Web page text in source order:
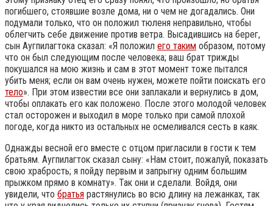
погибшего, стоявшие возле дома, ни о чем не догадались. Они
подумали только, что он положил тюленя неправильно, чтобы
облегчить себе движение против ветра. Высадившись на берег,
сын Аугпилагтока сказал: «Я положил его таким образом, потому
что он был следующим после человека; ваш брат трижды
покушался на мою жизнь и сам в этот момент тоже пытался
убить меня; если он вам очень нужен, можете пойти поискать его
тело». При этом известии все они заплакали и вернулись в дом,
чтобы оплакать его как положено. После этого молодой человек
стал осторожен и выходил в море только при самой плохой
погоде, когда никто из остальных не осмеливался сесть в каяк.
Однажды весной его вместе с отцом пригласили в гости к тем
братьям. Аугпилагток сказал сыну: «Нам стоит, пожалуй, показать
свою храбрость; я пойду первым и запрыгну одним большим
прыжком прямо в комнату». Так они и сделали. Войдя, они
увидели, что братья растянулись во всю длину на лежанках, так